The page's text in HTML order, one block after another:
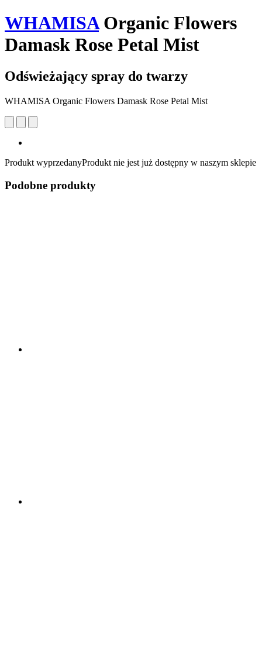
WHAMISAOrganic Flowers
Damask Rose Petal Mist
Odświeżający spray do twarzy
WHAMISA Organic Flowers Damask Rose Petal Mist
Produkt wyprzedanyProdukt nie jest już dostępny w naszym sklepie
Podobne produkty